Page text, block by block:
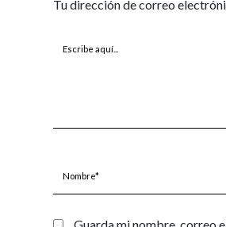
Tu dirección de correo
Escribe